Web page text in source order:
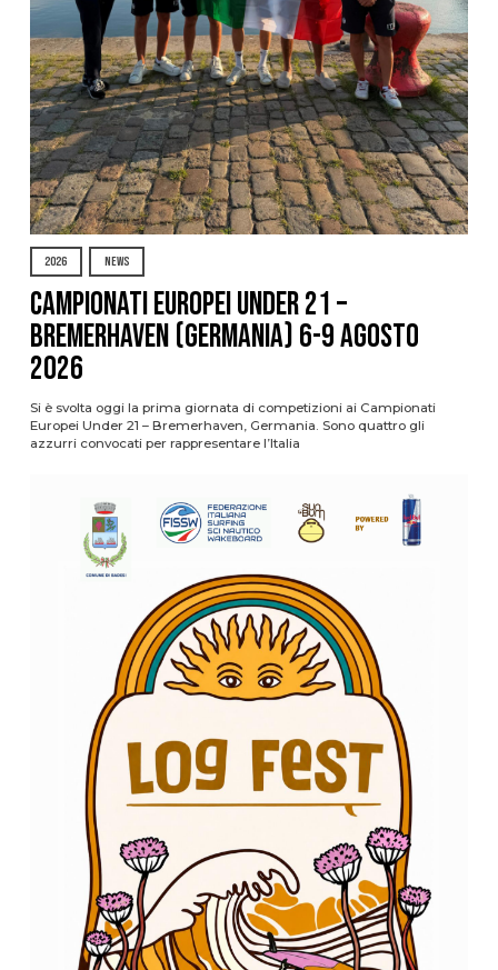
2026 NEWS
Campionati Europei Under 21 –
Bremerhaven (Germania) 6-9 agosto
2026
Si è svolta oggi la prima giornata di competizioni ai Campionati
Europei Under 21 – Bremerhaven, Germania. Sono quattro gli
azzurri convocati per rappresentare l’Italia